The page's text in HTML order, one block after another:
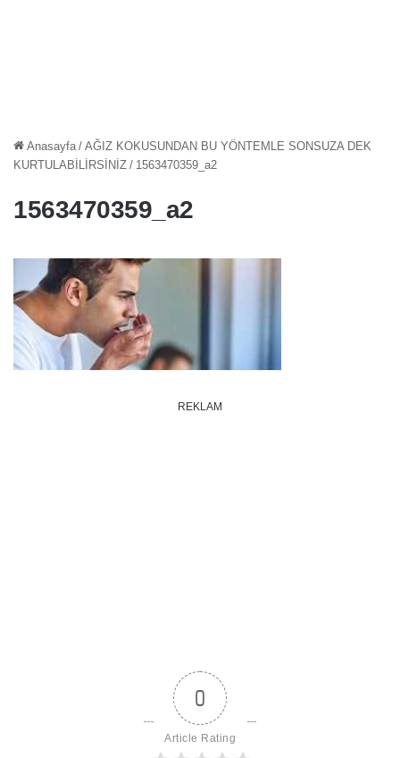
Anasayfa / AĞIZ KOKUSUNDAN BU YÖNTEMLE SONSUZA DEK
KURTULABİLİRSİNİZ / 1563470359_a2
1563470359_a2
REKLAM
0
Article Rating